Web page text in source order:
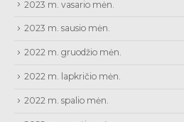
2023 m. vasario mėn.
2023 m. sausio mėn.
2022 m. gruodžio mėn.
2022 m. lapkričio mėn.
2022 m. spalio mėn.